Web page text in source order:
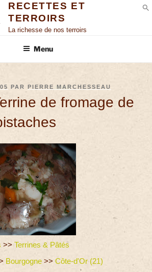
RECETTES ET
TERROIRS
La richesse de nos terroirs
Menu
PAR PIERRE MARCHESSEAU
de fromage de
>> Terrines & Pâtés
Bourgogne >> Côte-d'Or (21)